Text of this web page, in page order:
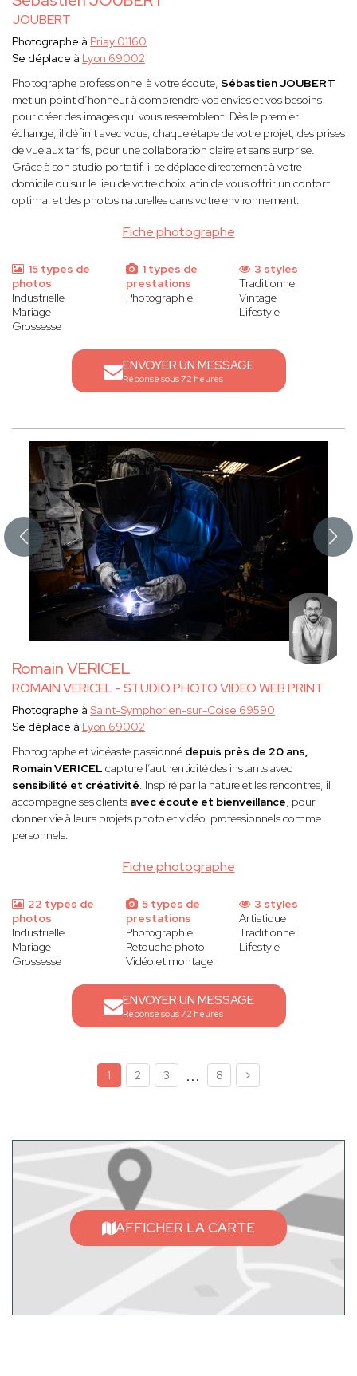
JOUBERT
Fiche photographe
Photographe à Priay 01160
Se déplace à Lyon 69002
Photographe professionnel à votre écoute, Sébastien JOUBERT
met un point d’honneur à comprendre vos envies et vos besoins
pour créer des images qui vous ressemblent. Dès le premier
échange, il définit avec vous, chaque étape de votre projet, des prises
de vue aux tarifs, pour une collaboration claire et sans surprise.
Grâce à son studio portatif, il se déplace directement à votre
domicile ou sur le lieu de votre choix, afin de vous offrir un confort
optimal et des photos naturelles dans votre environnement.
15 types de
photos
Industrielle
Mariage
Grossesse
1 types de
prestations
Photographie
3 styles
Traditionnel
Vintage
Lifestyle
ENVOYER UN MESSAGE
Réponse sous 72 heures
Romain VERICEL
ROMAIN VERICEL - STUDIO PHOTO VIDEO WEB PRINT
Fiche photographe
Photographe à Saint-Symphorien-sur-Coise 69590
Se déplace à Lyon 69002
Photographe et vidéaste passionné depuis près de 20 ans,
Romain VERICELcapture l’authenticité des instants avec
sensibilité et créativité. Inspiré par la nature et les rencontres, il
accompagne ses clients avec écoute et bienveillance, pour
donner vie à leurs projets photo et vidéo, professionnels comme
personnels.
22 types de
photos
Industrielle
Mariage
Grossesse
5 types de
prestations
Photographie
Retouche photo
Vidéo et montage
3 styles
Artistique
Traditionnel
Lifestyle
ENVOYER UN MESSAGE
Réponse sous 72 heures
1 2 3 ... 8
AFFICHER LA CARTE